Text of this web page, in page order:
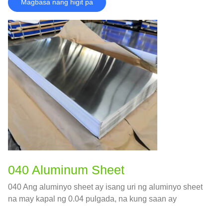
Magbasa nang higit pa
040 Aluminum Sheet
040 Ang aluminyo sheet ay isang uri ng aluminyo sheet
na may kapal ng 0.04 pulgada, na kung saan ay